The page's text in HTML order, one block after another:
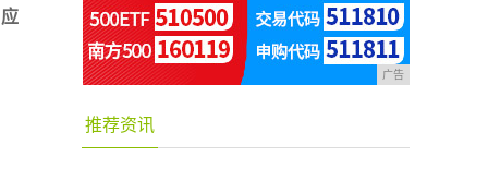
广告
推荐资讯